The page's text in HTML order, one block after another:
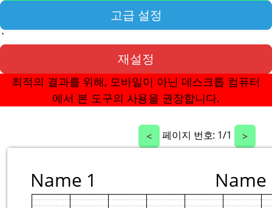
고급 설정
`
재설정
최적의 결과를 위해, 모바일이 아닌 데스크톱 컴퓨터
에서 본 도구의 사용을 권장합니다.
< 페이지 번호: 1/1 >
Name 1 Name